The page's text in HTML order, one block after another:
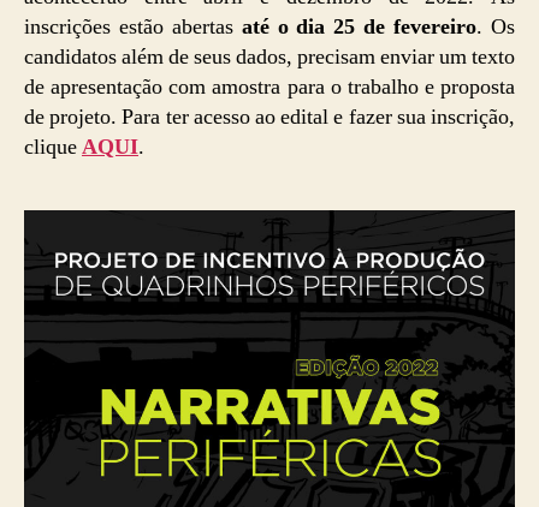
inscrições estão abertas até o dia 25 de fevereiro. Os
candidatos além de seus dados, precisam enviar um texto
de apresentação com amostra para o trabalho e proposta
de projeto. Para ter acesso ao edital e fazer sua inscrição,
cliqueAQUI.